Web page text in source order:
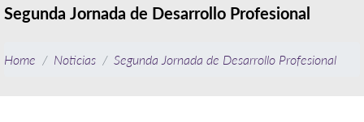
Segunda Jornada de Desarrollo Profesional
Home Noticias Segunda Jornada de Desarrollo Profesional